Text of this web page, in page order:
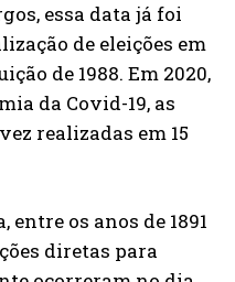
essa data já foi
de eleições em
de 1988. Em 2020,
da Covid-19, as
realizadas em 15
entre os anos de 1891
diretas para